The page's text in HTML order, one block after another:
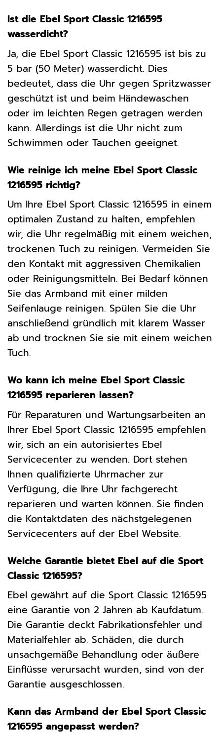
Ist die Ebel Sport Classic 1216595
wasserdicht?
Ja, die Ebel Sport Classic 1216595 ist bis zu
5 bar (50 Meter) wasserdicht. Dies
bedeutet, dass die Uhr gegen Spritzwasser
geschützt ist und beim Händewaschen
oder im leichten Regen getragen werden
kann. Allerdings ist die Uhr nicht zum
Schwimmen oder Tauchen geeignet.
Wie reinige ich meine Ebel Sport Classic
1216595 richtig?
Um Ihre Ebel Sport Classic 1216595 in einem
optimalen Zustand zu halten, empfehlen
wir, die Uhr regelmäßig mit einem weichen,
trockenen Tuch zu reinigen. Vermeiden Sie
den Kontakt mit aggressiven Chemikalien
oder Reinigungsmitteln. Bei Bedarf können
Sie das Armband mit einer milden
Seifenlauge reinigen. Spülen Sie die Uhr
anschließend gründlich mit klarem Wasser
ab und trocknen Sie sie mit einem weichen
Tuch.
Wo kann ich meine Ebel Sport Classic
1216595 reparieren lassen?
Für Reparaturen und Wartungsarbeiten an
Ihrer Ebel Sport Classic 1216595 empfehlen
wir, sich an ein autorisiertes Ebel
Servicecenter zu wenden. Dort stehen
Ihnen qualifizierte Uhrmacher zur
Verfügung, die Ihre Uhr fachgerecht
reparieren und warten können. Sie finden
die Kontaktdaten des nächstgelegenen
Servicecenters auf der Ebel Website.
Welche Garantie bietet Ebel auf die Sport
Classic 1216595?
Ebel gewährt auf die Sport Classic 1216595
eine Garantie von 2 Jahren ab Kaufdatum.
Die Garantie deckt Fabrikationsfehler und
Materialfehler ab. Schäden, die durch
unsachgemäße Behandlung oder äußere
Einflüsse verursacht wurden, sind von der
Garantie ausgeschlossen.
Kann das Armband der Ebel Sport Classic
1216595 angepasst werden?